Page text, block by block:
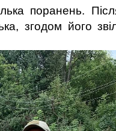
поранень.
згодом його